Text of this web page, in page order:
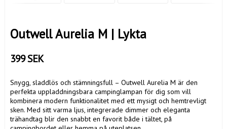
Outwell Aurelia M | Lykta
399 SEK
Snygg, sladdlös och stämningsfull – Outwell Aurelia M är den
perfekta uppladdningsbara campinglampan för dig som vill
kombinera modern funktionalitet med ett mysigt och hemtrevligt
sken. Med sitt varma ljus, integrerade dimmer och eleganta
trähandtag blir den snabbt en favorit både i tältet, på